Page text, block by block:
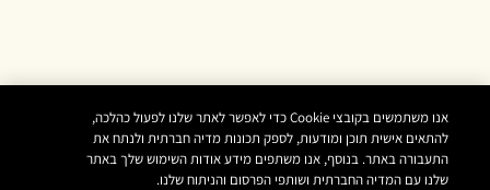
אנו משתמשים בקובצי Cookie כדי לאפשר לאתר שלנו לפעול כהלכה,
להתאים אישית תוכן ומודעות, לספק תכונות מדיה חברתית ולנתח את
התעבורה באתר. בנוסף, אנו משתפים מידע אודות השימוש שלך באתר
שלנו עם המדיה החברתית ושותפי הפרסום והניתוח שלנו.